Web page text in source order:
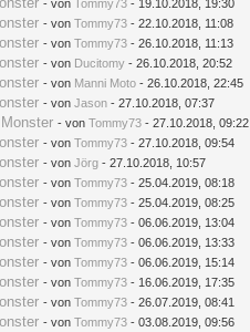
- von Tommy73 - 19.10.2018, 19:30
- vonTommy73 - 22.10.2018, 11:08
- vonTommy73 - 26.10.2018, 11:13
- von Ducitomy - 26.10.2018, 20:52
- von Manni Moto - 26.10.2018, 22:45
- vonJason - 27.10.2018, 07:37
- vonTommy73 - 27.10.2018, 09:22
- vonTommy73 - 27.10.2018, 09:54
- vonJörg - 27.10.2018, 10:57
- vonTommy73 - 25.04.2019, 08:18
- vonTommy73 - 25.04.2019, 08:25
- vonTommy73 - 06.06.2019, 13:04
- vonTommy73 - 06.06.2019, 13:33
- vonTommy73 - 06.06.2019, 15:14
- vonTommy73 - 16.06.2019, 17:35
- vonTommy73 - 26.07.2019, 08:41
- vonTommy73 - 03.08.2019, 09:56